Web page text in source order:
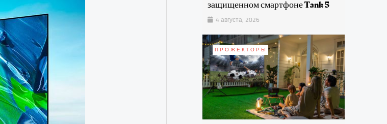
защищенном смартфоне Tank 5
4 августа, 2026
ПРОЖЕКТОРЫ